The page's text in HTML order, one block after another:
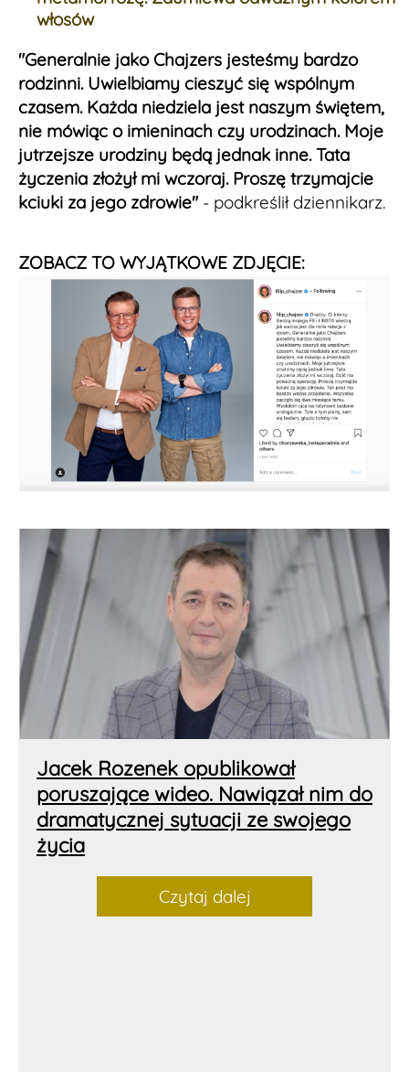
włosów
"Generalnie jako Chajzers jesteśmy bardzo
rodzinni. Uwielbiamy cieszyć się wspólnym
czasem. Każda niedziela jest naszym świętem,
nie mówiąc o imieninach czy urodzinach. Moje
jutrzejsze urodziny będą jednak inne. Tata
życzenia złożył mi wczoraj. Proszę trzymajcie
kciuki za jego zdrowie"- podkreślił dziennikarz.
ZOBACZ TO WYJĄTKOWE ZDJĘCIE:
Jacek Rozenek opublikował
poruszające wideo. Nawiązał nim do
dramatycznej sytuacji ze swojego
życia
Czytaj dalej